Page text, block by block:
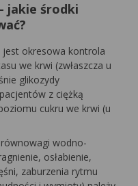
jakie środki
jest okresowa kontrola
we krwi (zwłaszcza u
glikozydy
z ciężką
cukru we krwi (u
wodno-
osłabienie,
zaburzenia rytmu